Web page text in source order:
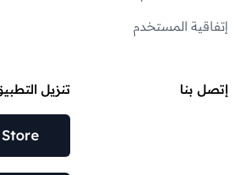
إتفاقية المستخدم
إتصل بنا تنزيل